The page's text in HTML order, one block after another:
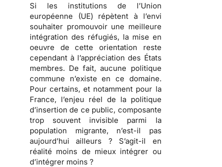
Si les institutions de l’Union
européenne (UE) répètent à l’envi
souhaiter promouvoir une meilleure
intégration des réfugiés, la mise en
oeuvre de cette orientation reste
cependant à l’appréciation des États
membres. De fait,aucune politique
commune n’existe en ce domaine.
Pour certains, et notamment pour la
France, l’enjeu réel de la politique
d’insertion de ce public, composante
trop souvent invisible parmi la
population migrante, n’est-il pas
aujourd’hui ailleurs ? S’agit-il en
réalité moins de mieux intégrer ou
d’intégrer moins ?